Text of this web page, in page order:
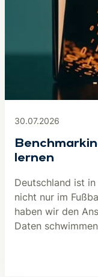
30.07.2026
lernen
Deutschland ist
nicht nur im
haben wir den
Daten